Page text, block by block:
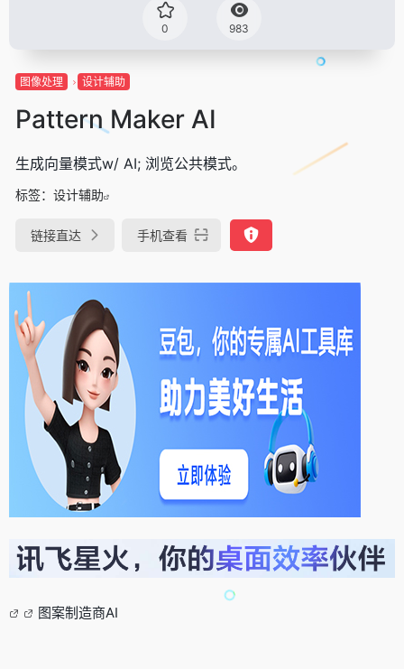
0 983
图像处理 设计辅助
Pattern Maker AI
生成向量模式w/ AI; 浏览公共模式。
标签： 设计辅助
链接直达 手机查看
图案制造商AI